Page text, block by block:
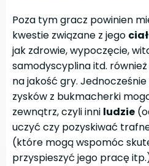
Poza tym gracz powinien
kwestie związane z jego
jak zdrowie, wypoczęcie,
samodyscyplina itd.
na jakość gry.
zysków z bukmacherki
zewnątrz, czyli inni ludzie
uczyć czy pozyskiwać
(które mogą wspomóc
przyspieszyć jego pracę